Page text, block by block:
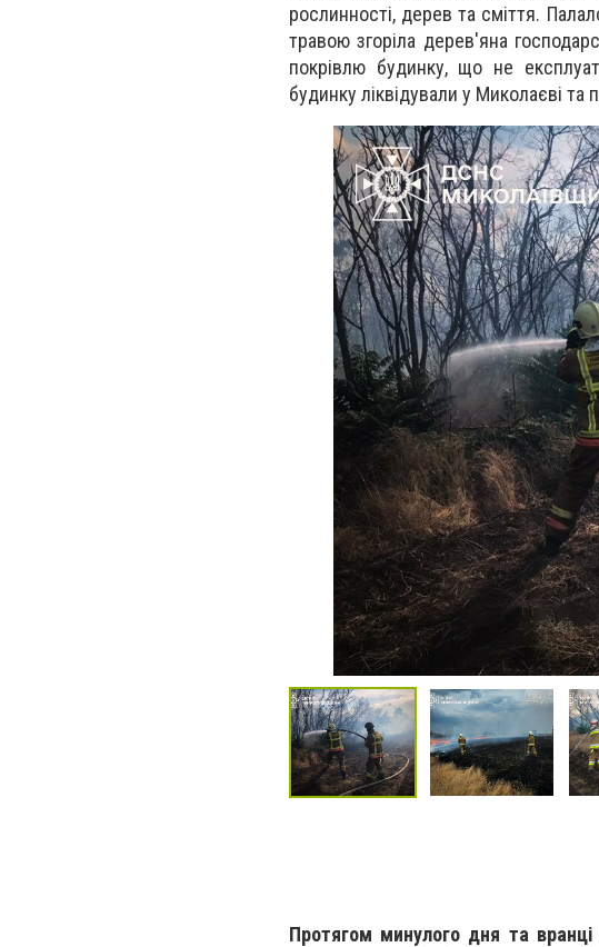
рослинності, дерев та сміття.
травою згоріла дерев'яна
покрівлю будинку, що не
будинку ліквідували у Миколаєві та
Протягом минулого дня та